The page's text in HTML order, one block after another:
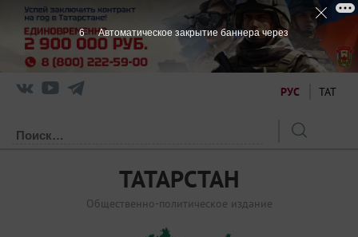
РУС ТАТ
ТАТАРСТАН
Общественно-политическое издание
5 Автоматическое закрытие баннера через